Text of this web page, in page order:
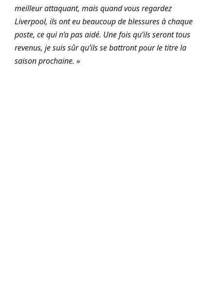
meilleur attaquant, mais quand vous regardez
Liverpool, ils ont eu beaucoup de blessures à chaque
poste, ce qui n’a pas aidé. Une fois qu’ils seront tous
revenus, je suis sûr qu’ils se battront pour le titre la
saison prochaine. »